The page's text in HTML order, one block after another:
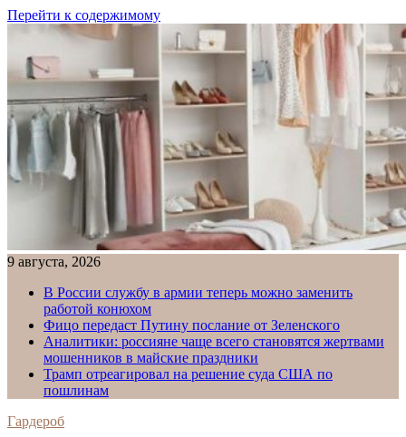
Перейти к содержимому
9 августа, 2026
В России службу в армии теперь можно заменить
работой конюхом
Фицо передаст Путину послание от Зеленского
Аналитики: россияне чаще всего становятся жертвами
мошенников в майские праздники
Трамп отреагировал на решение суда США по
пошлинам
Гардероб